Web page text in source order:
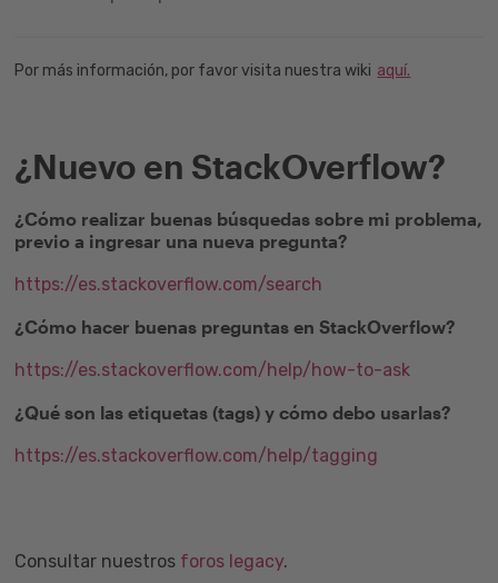
Por más información, por favor visita nuestra wiki aquí.
¿Nuevo en StackOverflow?
¿Cómo realizar buenas búsquedas sobre mi problema,
previo a ingresar una nueva pregunta?
https://es.stackoverflow.com/search
¿Cómo hacer buenas preguntas en StackOverflow?
https://es.stackoverflow.com/help/how-to-ask
¿Qué son las etiquetas (tags) y cómo debo usarlas?
https://es.stackoverflow.com/help/tagging
Consultar nuestros foros legacy.